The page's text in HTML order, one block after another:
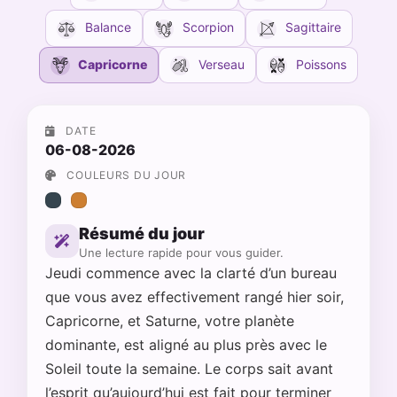
Balance Scorpion Sagittaire
Capricorne Verseau Poissons
DATE
06-08-2026
COULEURS DU JOUR
Résumé du jour
Une lecture rapide pour vous guider.
Jeudi commence avec la clarté d’un bureau
que vous avez effectivement rangé hier soir,
Capricorne, et Saturne, votre planète
dominante, est aligné au plus près avec le
Soleil toute la semaine. Le corps sait avant
l’esprit qu’aujourd’hui est fait pour terminer